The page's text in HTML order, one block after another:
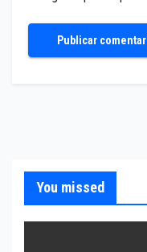
You missed